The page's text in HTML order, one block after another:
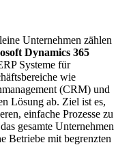
Unternehmen zählen
Dynamics 365
Systeme für
wie
(CRM) und
Lösung ab. Ziel ist es,
einfache Prozesse zu
gesamte Unternehmen
Betriebe mit begrenzten